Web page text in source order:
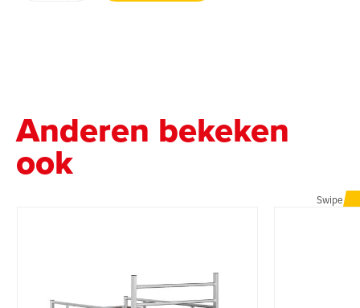
Anderen bekeken
ook
Swipe